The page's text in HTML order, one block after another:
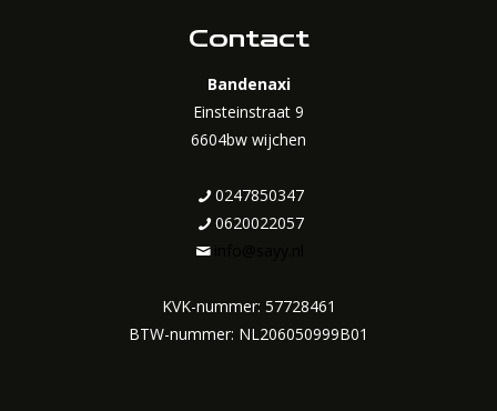
Contact
Bandenaxi
Einsteinstraat 9
6604bw wijchen
0247850347
0620022057
KVK-nummer: 57728461
BTW-nummer: NL206050999B01